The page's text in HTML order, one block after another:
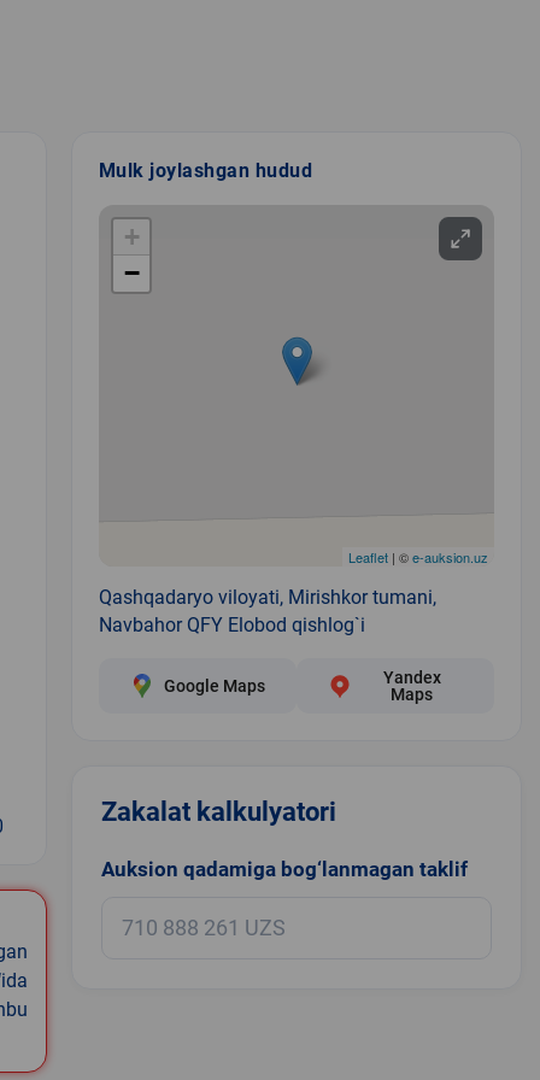
Mulk joylashgan hudud
+
−
Leaflet| ©e-auksion.uz
Qashqadaryo viloyati, Mirishkor tumani,
Navbahor QFY Elobod qishlog`i
Google Maps
Yandex
Maps
Zakalat kalkulyatori
Auksion qadamiga bog‘lanmagan taklif